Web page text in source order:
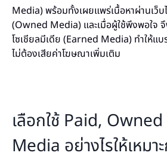
Media) พร้อมทั้งเผยแพร่เนื้อหาผ่านเว็บ
(Owned Media) และเมื่อผู้ใช้พึงพอใจ จึ
โซเชียลมีเดีย (Earned Media) ทำให้แ
ไม่ต้องเสียค่าโฆษณาเพิ่มเติม
เลือกใช้ Paid,
Media อย่างไรให้เหมา